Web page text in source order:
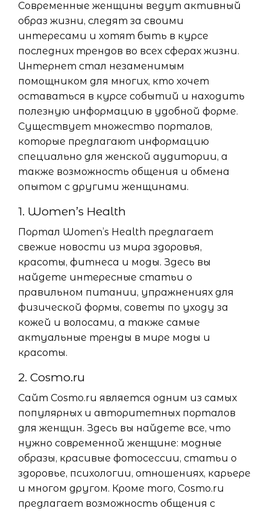
Современные женщины ведут активный
образ жизни, следят за своими
интересами и хотят быть в курсе
последних трендов во всех сферах жизни.
Интернет стал незаменимым
помощником для многих, кто хочет
оставаться в курсе событий и находить
полезную информацию в удобной форме.
Существует множество порталов,
которые предлагают информацию
специально для женской аудитории, а
также возможность общения и обмена
опытом с другими женщинами.
1. Women’s Health
Портал Women’s Health предлагает
свежие новости из мира здоровья,
красоты, фитнеса и моды. Здесь вы
найдете интересные статьи о
правильном питании, упражнениях для
физической формы, советы по уходу за
кожей и волосами, а также самые
актуальные тренды в мире моды и
красоты.
2. Cosmo.ru
Сайт Cosmo.ru является одним из самых
популярных и авторитетных порталов
для женщин. Здесь вы найдете все, что
нужно современной женщине: модные
образы, красивые фотосессии, статьи о
здоровье, психологии, отношениях, карьере
и многом другом. Кроме того, Cosmo.ru
предлагает возможность общения с